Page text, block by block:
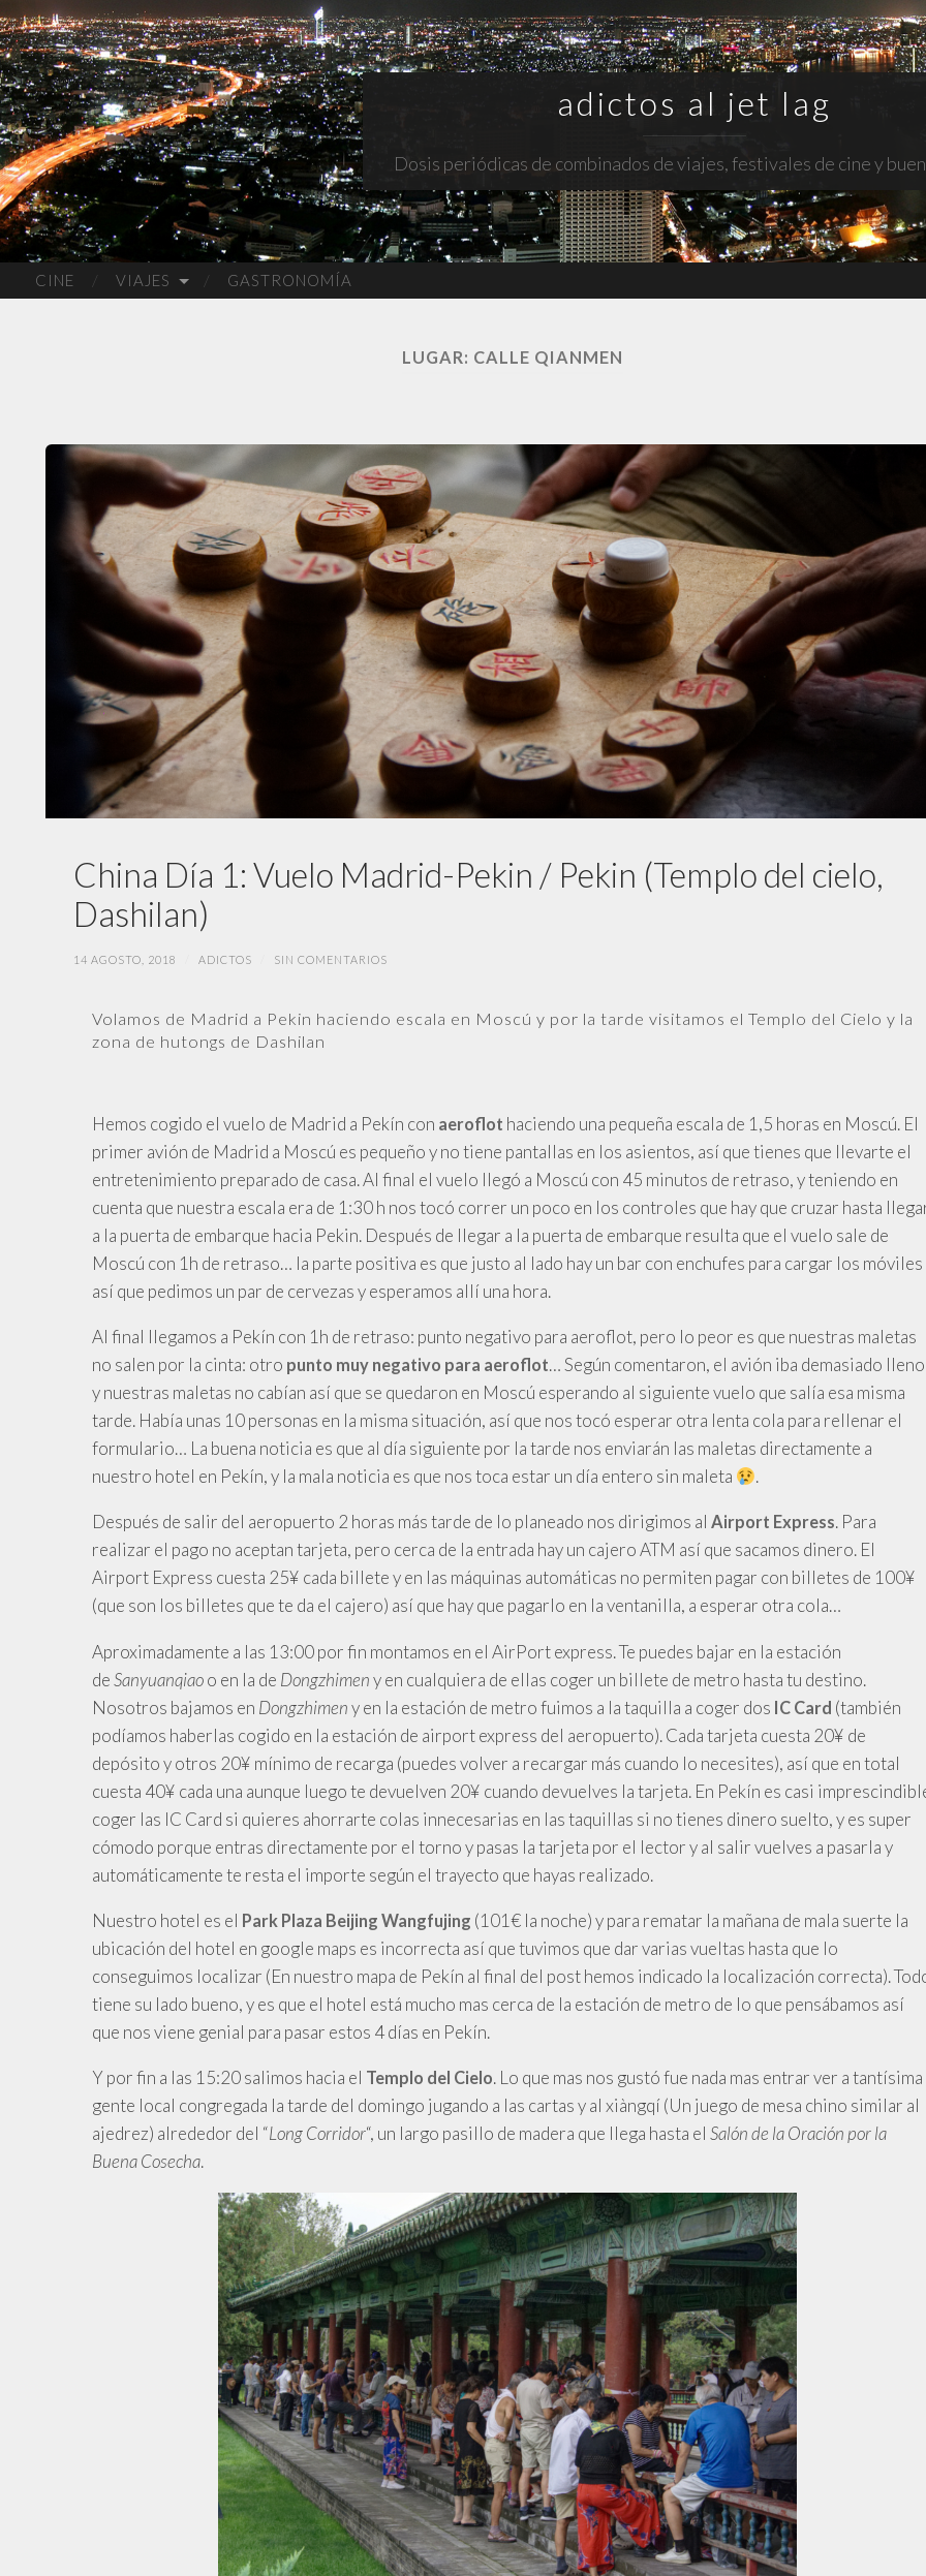
adictos al jet lag
Dosis periódicas de combinados de viajes, festivales de cine y
CINE VIAJES GASTRONOMÍA
LUGAR: CALLE QIANMEN
China Día 1: Vuelo Madrid-Pekin / Pekin (Templo del cielo,
Dashilan)
14 AGOSTO, 2018 ADICTOS SIN COMENTARIOS
Volamos de Madrid a Pekin haciendo escala en Moscú y por la tarde visitamos el Templo del Cielo y la
zona de hutongs de Dashilan
Hemos cogido el vuelo de Madrid a Pekín con aeroflot haciendo una pequeña escala de 1,5 horas en Moscú. El
primer avión de Madrid a Moscú es pequeño y no tiene pantallas en los asientos, así que tienes que llevarte el
entretenimiento preparado de casa. Al final el vuelo llegó a Moscú con 45 minutos de retraso, y teniendo en
cuenta que nuestra escala era de 1:30 h nos tocó correr un poco en los controles que hay que cruzar hasta
a la puerta de embarque hacia Pekin. Después de llegar a la puerta de embarque resulta que el vuelo sale de
Moscú con 1h de retraso… la parte positiva es que justo al lado hay un bar con enchufes para cargar los móviles
así que pedimos un par de cervezas y esperamos allí una hora.
Al final llegamos a Pekín con 1h de retraso: punto negativo para aeroflot, pero lo peor es que nuestras maletas
no salen por la cinta: otro punto muy negativo para aeroflot… Según comentaron, el avión iba demasiado lleno
y nuestras maletas no cabían así que se quedaron en Moscú esperando al siguiente vuelo que salía esa misma
tarde. Había unas 10 personas en la misma situación, así que nos tocó esperar otra lenta cola para rellenar el
formulario… La buena noticia es que al día siguiente por la tarde nos enviarán las maletas directamente a
nuestro hotel en Pekín, y la mala noticia es que nos toca estar un día entero sin maleta
.
Después de salir del aeropuerto 2 horas más tarde de lo planeado nos dirigimos al Airport Express. Para
realizar el pago no aceptan tarjeta, pero cerca de la entrada hay un cajero ATM así que sacamos dinero. El
Airport Express cuesta 25¥ cada billete y en las máquinas automáticas no permiten pagar con billetes de 100¥
(que son los billetes que te da el cajero) así que hay que pagarlo en la ventanilla, a esperar otra cola…
Aproximadamente a las 13:00 por fin montamos en el AirPort express. Te puedes bajar en la estación
deSanyuanqiaoo en la de Dongzhimeny en cualquiera de ellas coger un billete de metro hasta tu destino.
Nosotros bajamos en Dongzhimeny en la estación de metro fuimos a la taquilla a coger dos IC Card (también
podíamos haberlas cogido en la estación de airport express del aeropuerto). Cada tarjeta cuesta 20¥ de
depósito y otros 20¥ mínimo de recarga (puedes volver a recargar más cuando lo necesites), así que en total
cuesta 40¥ cada una aunque luego te devuelven 20¥ cuando devuelves la tarjeta. En Pekín es casi
coger las IC Card si quieres ahorrarte colas innecesarias en las taquillas si no tienes dinero suelto, y es super
cómodo porque entras directamente por el torno y pasas la tarjeta por el lector y al salir vuelves a pasarla y
automáticamente te resta el importe según el trayecto que hayas realizado.
Nuestro hotel es el Park Plaza Beijing Wangfujing (101€ la noche) y para rematar la mañana de mala suerte la
ubicación del hotel en google maps es incorrecta así que tuvimos que dar varias vueltas hasta que lo
conseguimos localizar (En nuestro mapa de Pekín al final del post hemos indicado la localización correcta).
tiene su lado bueno, y es que el hotel está mucho mas cerca de la estación de metro de lo que pensábamos así
que nos viene genial para pasar estos 4 días en Pekín.
Y por fin a las 15:20 salimos hacia el Templo del Cielo. Lo que mas nos gustó fue nada mas entrar ver a tantísima
gente local congregada la tarde del domingo jugando a las cartas y al xiàngqí (Un juego de mesa chino similar al
ajedrez) alrededor del “Long Corridor“, un largo pasillo de madera que llega hasta el Salón de la Oración por la
Buena Cosecha.